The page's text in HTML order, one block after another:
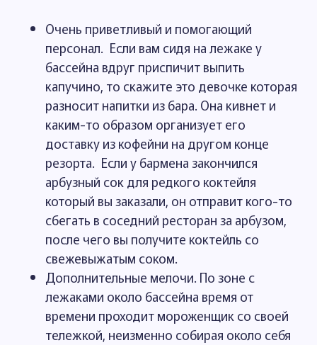
Очень приветливый и помогающий
персонал. Если вам сидя на лежаке у
бассейна вдруг приспичит выпить
капучино, то скажите это девочке которая
разносит напитки из бара. Она кивнет и
каким-то образом организует его
доставку из кофейни на другом конце
резорта. Если у бармена закончился
арбузный сок для редкого коктейля
который вы заказали, он отправит кого-то
сбегать в соседний ресторан за арбузом,
после чего вы получите коктейль со
свежевыжатым соком.
Дополнительные мелочи. По зоне с
лежаками около бассейна время от
времени проходит мороженщик со своей
тележкой, неизменно собирая около себя